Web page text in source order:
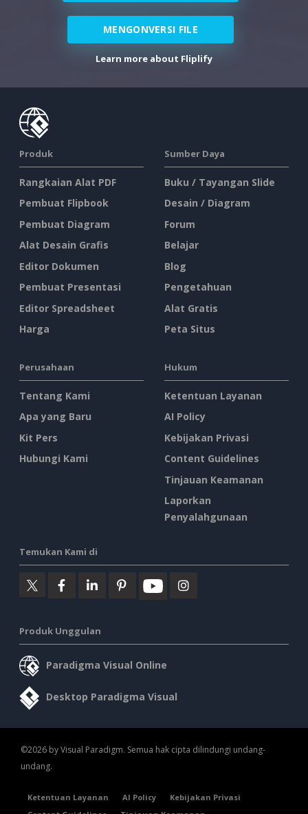
MENGONVERSI FILE
Learn more about Fliplify
Produk
Rangkaian Alat PDF
Pembuat Flipbook
Pembuat Diagram
Alat Desain Grafis
Editor Dokumen
Pembuat Presentasi
Editor Spreadsheet
Harga
Sumber Daya
Buku / Tayangan Slide
Desain / Diagram
Forum
Belajar
Blog
Pengetahuan
Alat Gratis
Peta Situs
Perusahaan
Tentang Kami
Apa yang Baru
Kit Pers
Hubungi Kami
Hukum
Ketentuan Layanan
AI Policy
Kebijakan Privasi
Content Guidelines
Tinjauan Keamanan
Laporkan
Penyalahgunaan
Temukan Kami di
Produk Unggulan
Paradigma Visual Online
Desktop Paradigma Visual
©2026 by Visual Paradigm. Semua hak cipta dilindungi undang-
undang.
Ketentuan Layanan AI Policy
Kebijakan Privasi